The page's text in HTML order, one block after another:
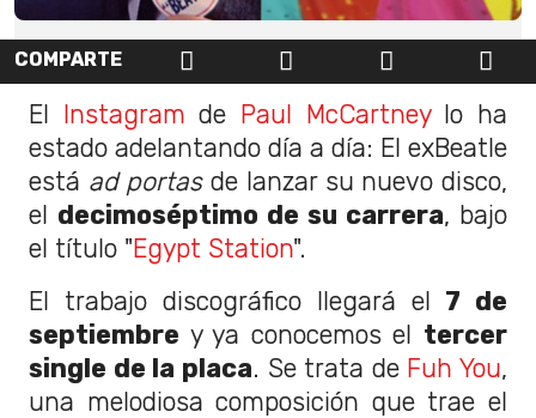
COMPARTE
El Instagram de Paul McCartneylo ha
estado adelantando día a día: El exBeatle
está ad portasde lanzar su nuevo disco,
el decimoséptimo de su carrera, bajo
el título "Egypt Station".
El trabajo discográfico llegará el 7 de
septiembre y ya conocemos el tercer
single de la placa. Se trata deFuh You,
una melodiosa composición que trae el